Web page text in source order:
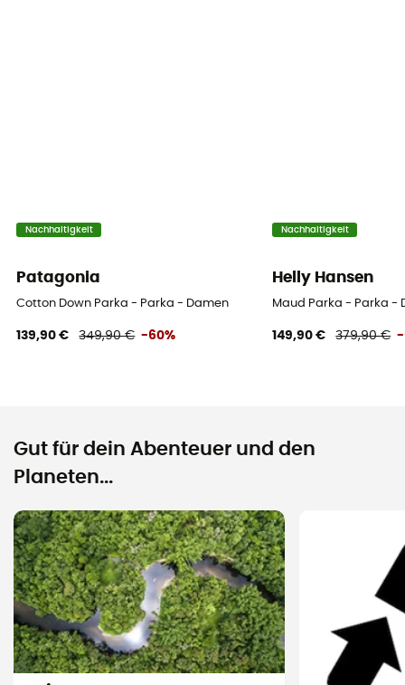
Nachhaltigkeit
Patagonia
Cotton Down Parka - Parka - Damen
139,90 € 349,90 € -60%
Nachhaltigkeit
Helly Hansen
Maud Parka - Parka -
149,90 € 379,90 € -
Gut für dein Abenteuer und den
Planeten...